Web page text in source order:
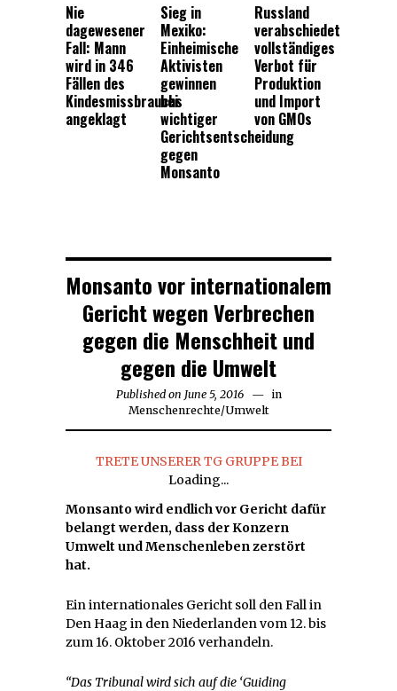
Nie
dagewesener
Fall: Mann
wird in 346
Fällen des
Kindesmissbrauchs
angeklagt
Sieg in
Mexiko:
Einheimische
Aktivisten
gewinnen
bei
wichtiger
Gerichtsentscheidung
gegen
Monsanto
Russland
verabschiedet
vollständiges
Verbot für
Produktion
und Import
von GMOs
Monsanto vor internationalem
Gericht wegen Verbrechen
gegen die Menschheit und
gegen die Umwelt
Published on June 5, 2016June
5,
in
Menschenrechte/Umwelt
TRETE UNSERER TG GRUPPE BEI
Loading...
Monsanto wird endlich vor Gericht dafür
belangt werden, dass der Konzern
Umwelt und Menschenleben zerstört
hat.
Ein internationales Gericht soll den Fall in
Den Haag in den Niederlanden vom 12. bis
zum 16. Oktober 2016 verhandeln.
“Das Tribunal wird sich auf die ‘Guiding